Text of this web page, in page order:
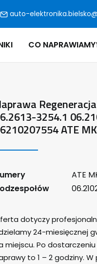
auto-
CO
3254.1
ATE
ATE
dotyczy
24-miesięcznej
miejscu. Po
to 1 – 2 godziny.